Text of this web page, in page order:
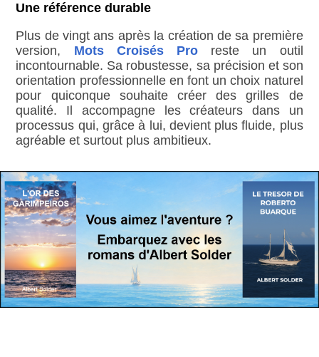
Une référence durable
Plus de vingt ans après la création de sa première
version, Mots Croisés Pro reste un outil
incontournable. Sa robustesse, sa précision et son
orientation professionnelle en font un choix naturel
pour quiconque souhaite créer des grilles de
qualité. Il accompagne les créateurs dans un
processus qui, grâce à lui, devient plus fluide, plus
agréable et surtout plus ambitieux.